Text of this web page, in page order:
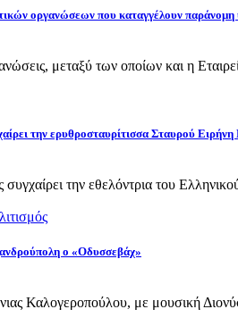
οργανώσεων που καταγγέλουν
μεταξύ των οποίων και η
την ερυθροσταυρίτισσα Σταυρού
την εθελόντρια του
ο «Οδυσσεβάχ»
Καλογεροπούλου, με μουσική